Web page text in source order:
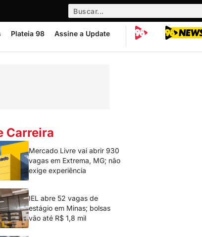
Plateia 98 Assine a Update
Carreira
Mercado Livre vai abrir 930
vagas em Extrema, MG; não
exige experiência
IEL abre 52 vagas de
estágio em Minas; bolsas
vão até R$ 1,8 mil